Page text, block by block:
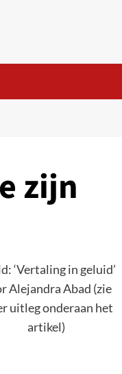
zijn
‘Vertaling in geluid’
Alejandra Abad (zie
uitleg onderaan het
artikel)